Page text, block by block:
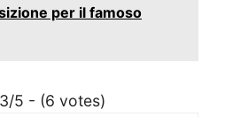
per il famoso
5 - (6 votes)